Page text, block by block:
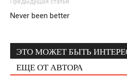
Предыдущая статья
Never been better
ЭТО МОЖЕТ БЫТЬ
ЕЩЕ ОТ АВТОРА